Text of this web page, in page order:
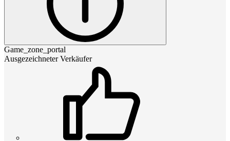
Game_zone_portal
Ausgezeichneter Verkäufer